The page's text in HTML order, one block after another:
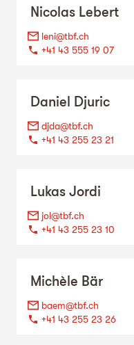
Nicolas Lebert
leni@tbf.ch
+41 43 555 19 07
Daniel Djuric
djda@tbf.ch
+41 43 255 23 21
Lukas Jordi
jol@tbf.ch
+41 43 255 23 10
Michèle Bär
baem@tbf.ch
+41 43 255 23 26